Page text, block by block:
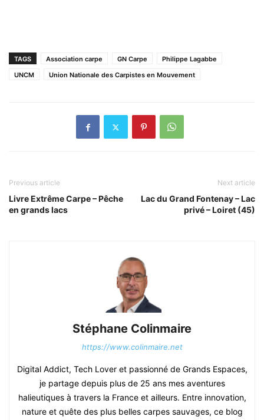
TAGS Association carpe GN Carpe
Philippe Lagabbe
UNCM
Union Nationale des Carpistes en Mouvement
Previous article
Livre Extrême Carpe – Pêche
en grands lacs
Next article
Lac du Grand Fontenay – Lac
privé – Loiret (45)
Stéphane Colinmaire
https://www.colinmaire.net
Digital Addict, Tech Lover et passionné de Grands Espaces,
je partage depuis plus de 25 ans mes aventures
halieutiques à travers la France et ailleurs. Entre innovation,
nature et quête des plus belles carpes sauvages, ce blog